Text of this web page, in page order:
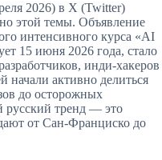
2026) в X (Twitter)
этой темы. Объявление
интенсивного курса «AI
15 июня 2026 года, стало
инди-хакеров
начали активно делиться
до осторожных
русский тренд — это
от Сан-Франциско до